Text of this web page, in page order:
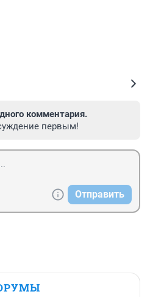
комментария.
первым!
Отправить